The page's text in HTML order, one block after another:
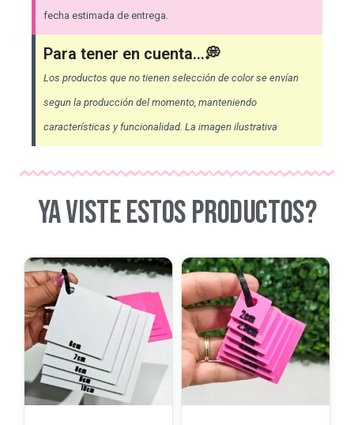
costura
+
radios
para
curvas]
cantidad
fecha estimada de entrega.
Para tener en cuenta...💭
Los productos que no tienen selección de color se envían
segun la producción del momento, manteniendo
características y funcionalidad. La imagen ilustrativa
YA VISTE ESTOS PRODUCTOS?